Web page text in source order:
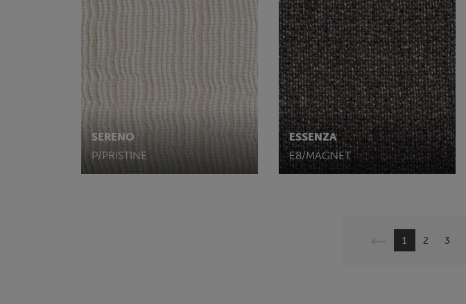
SERENO
P/PRISTINE
ESSENZA
E8/MAGNET
Vorige 1 2 3